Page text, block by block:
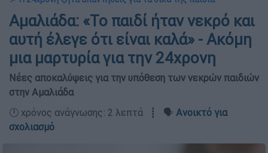
Αμαλιάδα: «Το παιδί ήταν νεκρό και
αυτή έλεγε ότι είναι καλά» - Ακόμη
μια μαρτυρία για την 24χρονη
Νέες αποκαλύψεις για την υπόθεση των νεκρών παιδιών
στην Αμαλιάδα
🕛 χρόνος ανάγνωσης: 2 λεπτά ┋ 🗣️ Ανοικτό για
σχολιασμό